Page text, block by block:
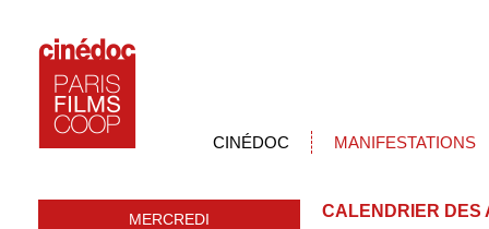
CINÉDOC MANIFESTATIONS
MERCREDI CALENDRIER DES